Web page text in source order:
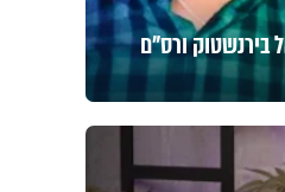
בירנשטוק ורס"ם